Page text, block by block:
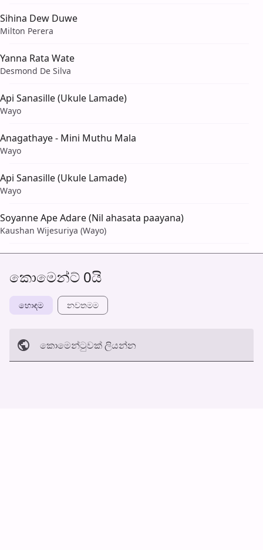
Sihina Dew Duwe
Milton Perera
Yanna Rata Wate
Desmond De Silva
Api Sanasille (Ukule Lamade)
Wayo
Anagathaye - Mini Muthu Mala
Wayo
Api Sanasille (Ukule Lamade)
Wayo
Soyanne Ape Adare (Nil ahasata paayana)
Kaushan Wijesuriya (Wayo)
කොමෙන්ට් 0යි
හොඳම නවත​මම
කොමෙන්ටුව​ක් ලියන්න